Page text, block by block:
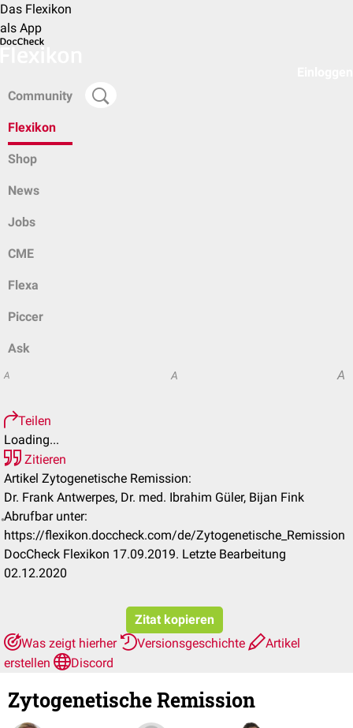
Das Flexikon
als App
Community
Flexikon
Shop
News
Jobs
CME
Flexa
Piccer
Ask
A A A
Teilen
Loading...
Zitieren
Artikel Zytogenetische Remission:
Dr. Frank Antwerpes, Dr. med. Ibrahim Güler, Bijan Fink
Abrufbar unter:
https://flexikon.doccheck.com/de/Zytogenetische_Remission
DocCheck Flexikon 17.09.2019. Letzte Bearbeitung
02.12.2020
Zitat kopieren
Was zeigt hierher
Versionsgeschichte
Artikel
erstellen
Discord
Zytogenetische Remission